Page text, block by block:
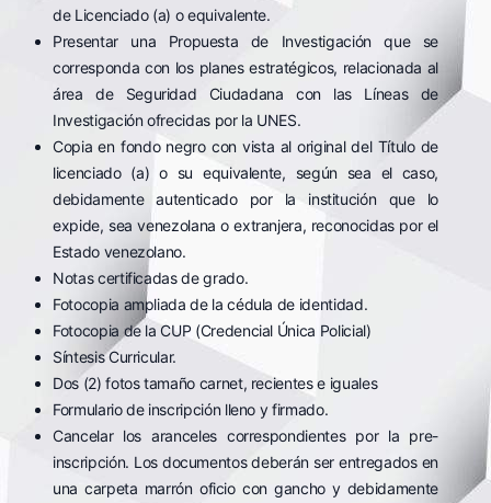
de Licenciado (a) o equivalente.
Presentar una Propuesta de Investigación que se
corresponda con los planes estratégicos, relacionada al
área de Seguridad Ciudadana con las Líneas de
Investigación ofrecidas por la UNES.
Copia en fondo negro con vista al original del Título de
licenciado (a) o su equivalente, según sea el caso,
debidamente autenticado por la institución que lo
expide, sea venezolana o extranjera, reconocidas por el
Estado venezolano.
Notas certificadas de grado.
Fotocopia ampliada de la cédula de identidad.
Fotocopia de la CUP (Credencial Única Policial)
Síntesis Curricular.
Dos (2) fotos tamaño carnet, recientes e iguales
Formulario de inscripción lleno y firmado.
Cancelar los aranceles correspondientes por la pre-
inscripción. Los documentos deberán ser entregados en
una carpeta marrón oficio con gancho y debidamente